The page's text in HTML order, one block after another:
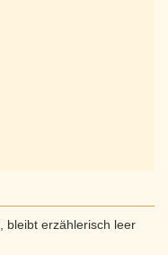
bleibt erzählerisch leer